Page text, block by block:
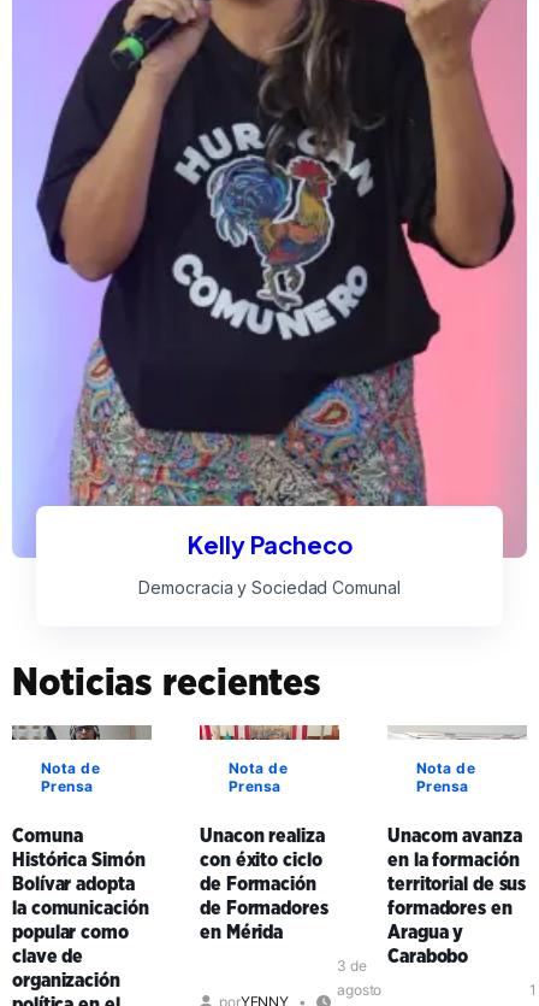
Kelly Pacheco
Democracia y Sociedad Comunal
Noticias recientes
Nota de
Prensa
Comuna
Histórica Simón
Bolívar adopta
la comunicación
popular como
clave de
organización
Nota de
Prensa
Unacon realiza
con éxito ciclo
de Formación
de Formadores
en Mérida
porYENNY
3 de
agosto
Nota de
Prensa
Unacom avanza
en la formación
territorial de sus
formadores en
Aragua y
Carabobo